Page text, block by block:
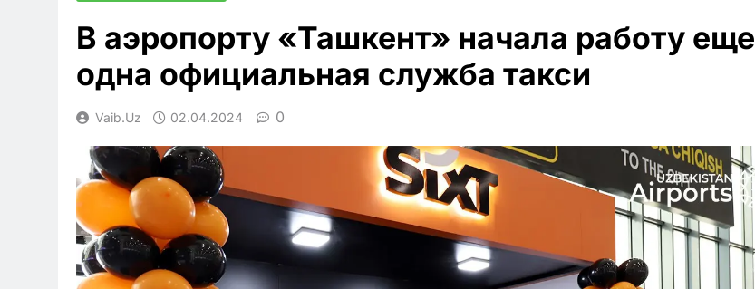
В аэропорту «Ташкент» начала работу еще
одна официальная служба такси
Vaib.uz 02.04.2024 0